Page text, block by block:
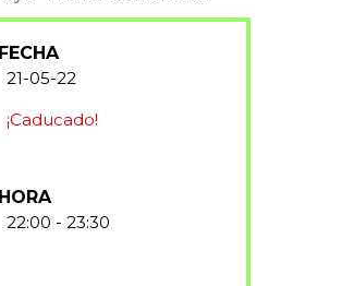
FECHA
21-05-22
¡Caducado!
HORA
22:00 - 23:30